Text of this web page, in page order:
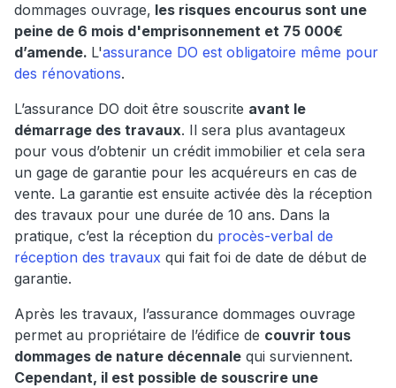
dommages ouvrage, les risques encourus sont une
peine de 6 mois d'emprisonnement et 75 000€
d’amende. L'assurance DO est obligatoire même pour
des rénovations.
L’assurance DO doit être souscrite avant le
démarrage des travaux. Il sera plus avantageux
pour vous d’obtenir un crédit immobilier et cela sera
un gage de garantie pour les acquéreurs en cas de
vente. La garantie est ensuite activée dès la réception
des travaux pour une durée de 10 ans. Dans la
pratique, c’est la réception du procès-verbal de
réception des travaux qui fait foi de date de début de
garantie.
Après les travaux, l’assurance dommages ouvrage
permet au propriétaire de l’édifice de couvrir tous
dommages de nature décennale qui surviennent.
Cependant, il est possible de souscrire une